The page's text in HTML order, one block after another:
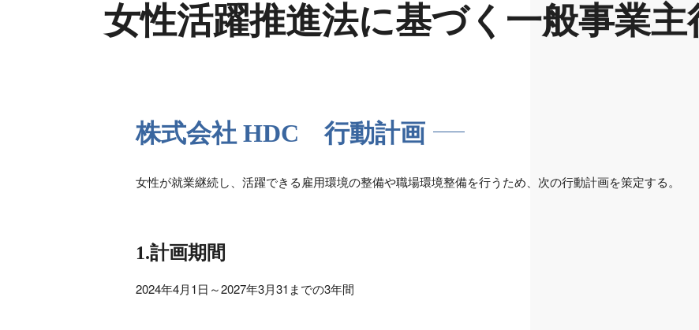
女性活躍推進法に基づく一般事業主
株式会社 HDC 行動計画
女性が就業継続し、活躍できる雇用環境の整備や職場環境整備を行うため、次の行動計画を策定する。
1.計画期間
2024年4月1日～2027年3月31までの3年間